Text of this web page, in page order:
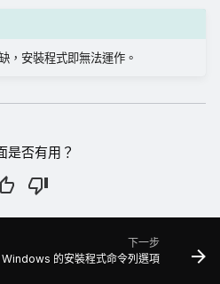
，安裝程式即無法運作。
是否有用？
下一步
Windows 的安裝程式命令列選項